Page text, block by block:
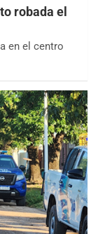
robada el
en el centro